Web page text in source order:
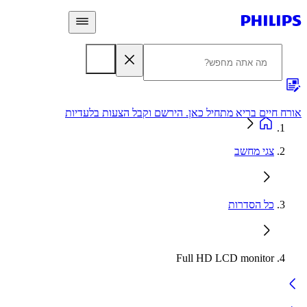
חיים בריא מתחיל כאן. הירשם וקבל הצעות בלעדיות
צגי מחשב
כל הסדרות
Full HD LCD monitor